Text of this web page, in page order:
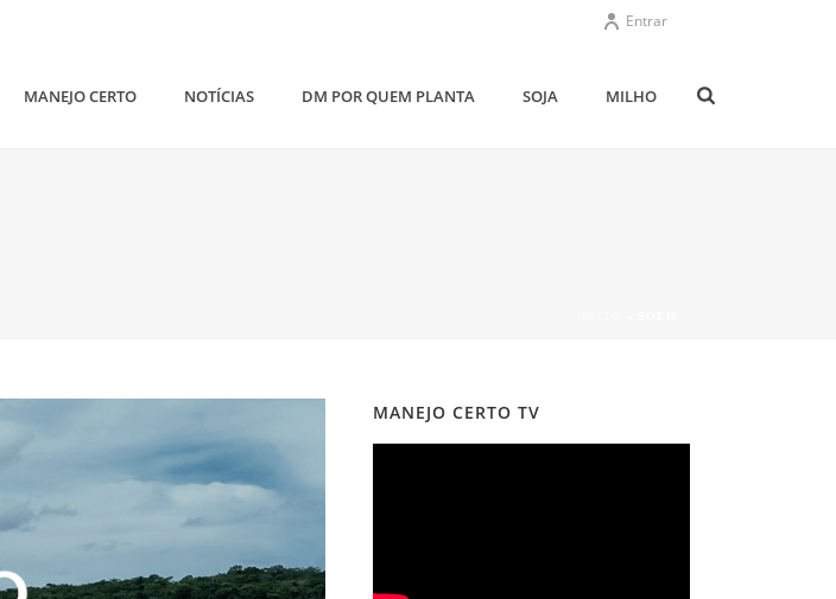
Entrar
MANEJO CERTO NOTÍCIAS DM POR QUEM PLANTA SOJA MILHO
MANEJO CERTO TV